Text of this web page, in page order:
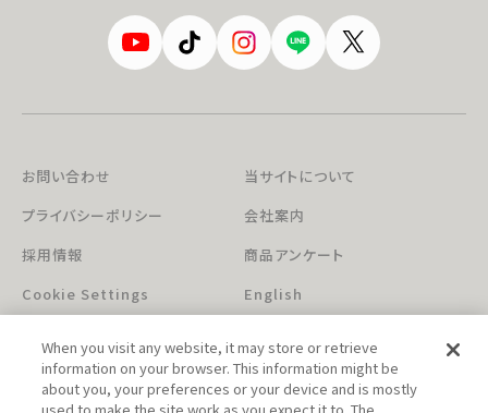
お問い合わせ
当サイトについて
プライバシーポリシー
会社案内
採用情報
商品アンケート
Cookie Settings
English
When you visit any website, it may store or retrieve
information on your browser. This information might be
about you, your preferences or your device and is mostly